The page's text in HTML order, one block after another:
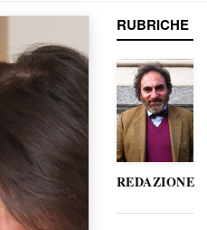
RUBRICHE
REDAZIONE